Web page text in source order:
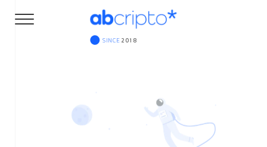
SINCE 2018